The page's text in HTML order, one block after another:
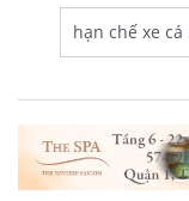
hạn chế xe cá